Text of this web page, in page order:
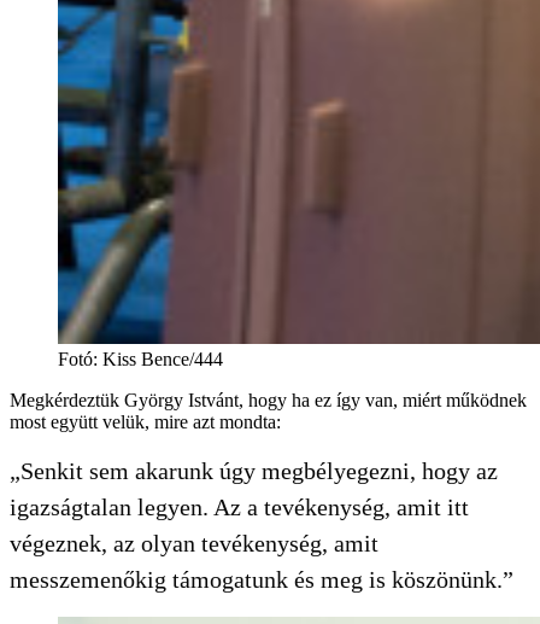
Fotó: Kiss Bence/444
Megkérdeztük György Istvánt, hogy ha ez így van, miért működnek
most együtt velük, mire azt mondta:
„Senkit sem akarunk úgy megbélyegezni, hogy az
igazságtalan legyen. Az a tevékenység, amit itt
végeznek, az olyan tevékenység, amit
messzemenőkig támogatunk és meg is köszönünk.”